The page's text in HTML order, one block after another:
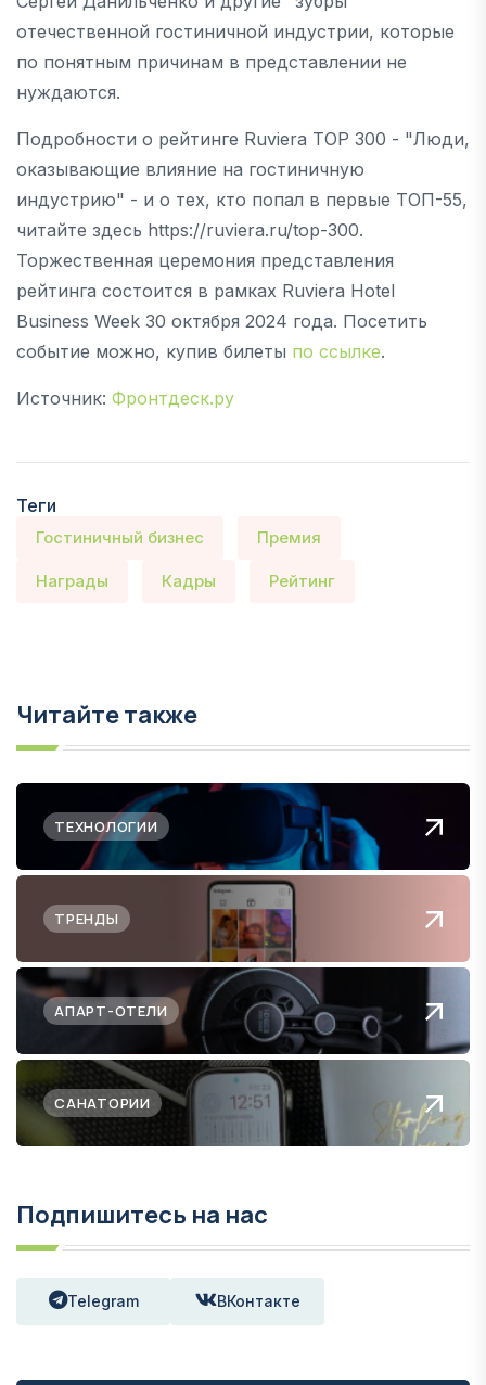
отечественной гостиничной индустрии, которые
по понятным причинам в представлении не
нуждаются.
Подробности о рейтинге Ruviera TOP 300 - "Люди,
оказывающие влияние на гостиничную
индустрию" - и о тех, кто попал в первые ТОП-55,
читайте здесь https://ruviera.ru/top-300.
Торжественная церемония представления
рейтинга состоится в рамках Ruviera Hotel
Business Week 30 октября 2024 года. Посетить
событие можно, купив билеты по ссылке.
Источник: Фронтдеск.ру
Теги
Гостиничный бизнес Премия
Награды Кадры Рейтинг
Читайте также
ТЕХНОЛОГИИ
ТРЕНДЫ
АПАРТ-ОТЕЛИ
САНАТОРИИ
Подпишитесь на нас
Telegram ВКонтакте